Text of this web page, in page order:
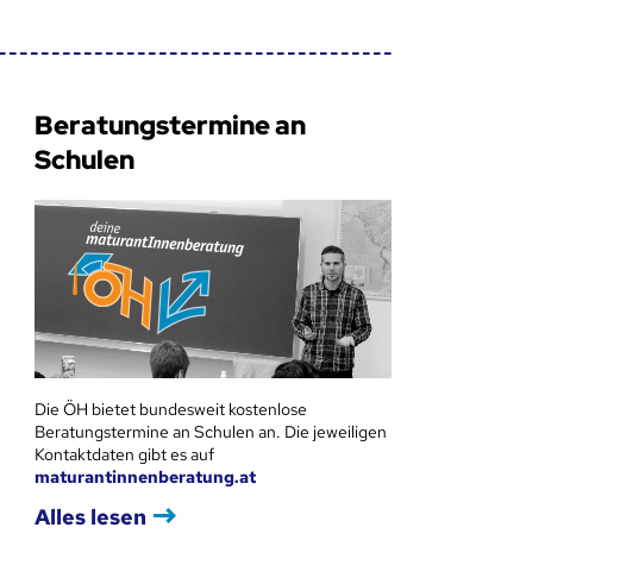
Beratungstermine an
Schulen
Die ÖH bietet bundesweit kostenlose
Beratungstermine an Schulen an. Die jeweiligen
Kontaktdaten gibt es auf
maturantinnenberatung.at
Alles lesen